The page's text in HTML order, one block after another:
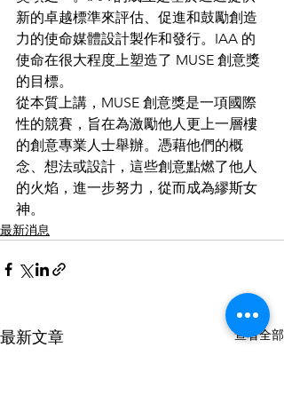
新的​​卓越標準來評估、促進和鼓勵創造
力的使命媒體設計製作和發行。IAA 的
使命在很大程度上塑造了 MUSE 創意獎
的目標。
從本質上講，MUSE 創意獎是一項國際
性的競賽，旨在為激勵他人更上一層樓
的創意專業人士舉辦。憑藉他們的概
念、想法或設計，這些創意點燃了他人
的火焰，進一步努力，從而成為繆斯女
神。
最新消息
最新文章 查看全部